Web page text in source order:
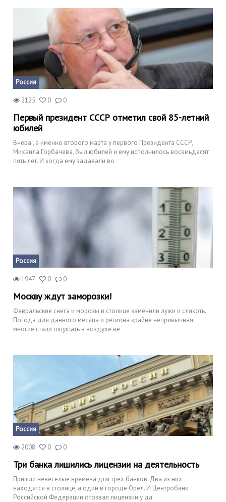
Россия
2125 0 0
Первый президент СССР отметил свой 85-летний
юбилей
Вчера , а именно второго марта у первого Президента СССР,
Михаила Горбачева, был юбилей и ему исполнилось восемьдесят
пять лет. И когда ему задавали во
Россия
1947 0 0
Москву ждут заморозки!
Февральские снега и морозы в столице заменили лужи и слякоть.
Погода для данного месяца и региона крайне непривычная,
многие стали ощущать в воздухе ве
Россия
2008 0 0
Три банка лишились лицензии на деятельность
Пришли невеселые времена для трех банков. Два из них
находятся в столице, а один в городе Орел. И Центробанк
Российской Федерации отозвал лицензии у да